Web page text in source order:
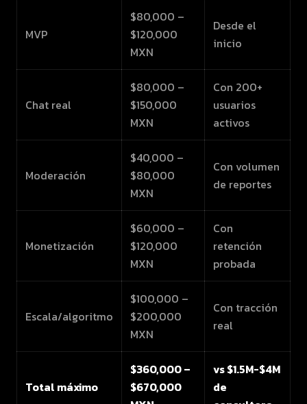
MVP
$80,000 –
$120,000
MXN
Desde el
inicio
Chat real
$80,000 –
$150,000
MXN
Con 200+
usuarios
activos
Moderación
$40,000 –
$80,000
MXN
Con volumen
de reportes
Monetización
$60,000 –
$120,000
MXN
Con
retención
probada
Escala/algoritmo
$100,000 –
$200,000
MXN
Con tracción
real
Total máximo
$360,000 –
$670,000
vs $1.5M-$4M
de